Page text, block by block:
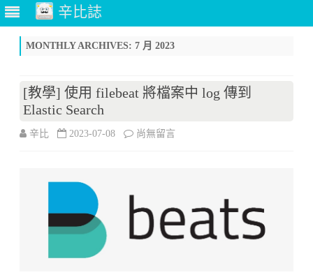
辛比誌
to
MONTHLY ARCHIVES: 7 月 2023
[教學] 使用 filebeat 將檔案中 log 傳到
Elastic Search
辛比 2023-07-08 在
使
尚無留言